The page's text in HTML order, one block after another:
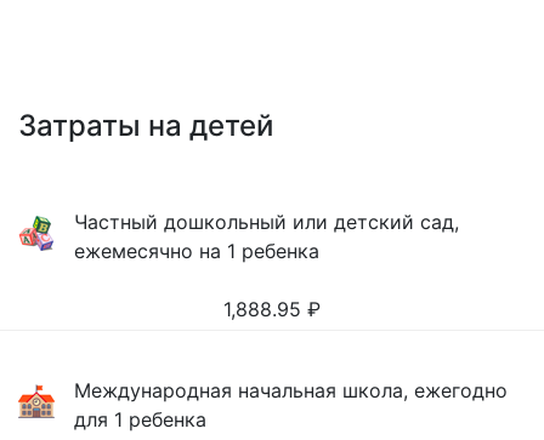
Затраты на детей
Частный дошкольный или детский сад,
ежемесячно на 1 ребенка
1,888.95 ₽
Международная начальная школа, ежегодно
для 1 ребенка